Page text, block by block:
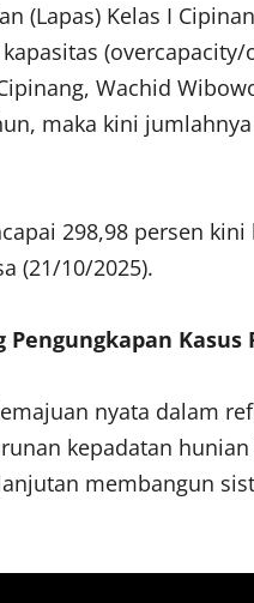
(Lapas) Kelas I
Wachid
maka kini
298,98 persen
(21/10/2025).
Pengungkapan
nyata dalam
kepadatan
membangun